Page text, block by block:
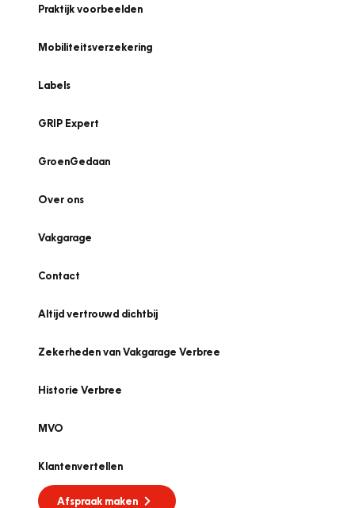
Praktijk voorbeelden
Mobiliteitsverzekering
Labels
GRIP Expert
GroenGedaan
Over ons
Vakgarage
Contact
Altijd vertrouwd dichtbij
Zekerheden van Vakgarage Verbree
Historie Verbree
MVO
Klantenvertellen
Afspraak maken